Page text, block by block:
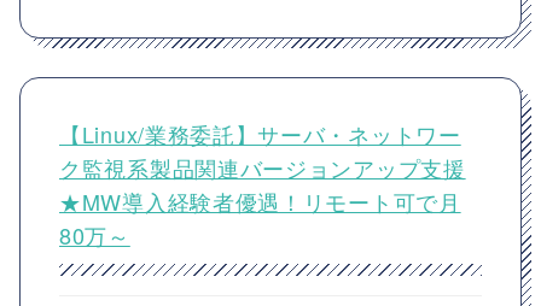
【Linux/業務委託】サーバ・ネットワー
ク監視系製品関連バージョンアップ支援
★MW導入経験者優遇！リモート可で月
80万～